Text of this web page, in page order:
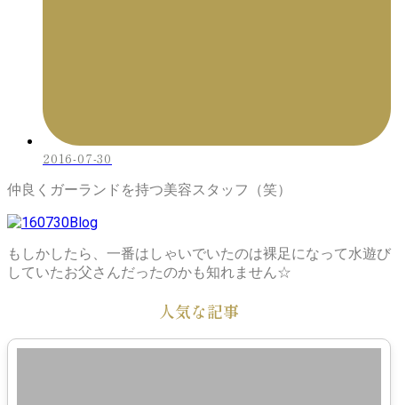
2016-07-30
仲良くガーランドを持つ美容スタッフ（笑）
もしかしたら、一番はしゃいでいたのは裸足になって水遊び
していたお父さんだったのかも知れません☆
人気な記事